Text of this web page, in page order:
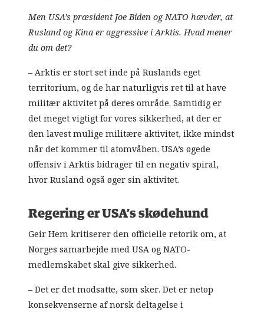
Men USA’s præsident Joe Biden og NATO hævder, at
Rusland og Kina er aggressive i Arktis. Hvad mener
du om det?
– Arktis er stort set inde på Ruslands eget
territorium, og de har naturligvis ret til at have
militær aktivitet på deres område. Samtidig er
det meget vigtigt for vores sikkerhed, at der er
den lavest mulige militære aktivitet, ikke mindst
når det kommer til atomvåben. USA’s øgede
offensiv i Arktis bidrager til en negativ spiral,
hvor Rusland også øger sin aktivitet.
Regering er USA’s skødehund
Geir Hem kritiserer den officielle retorik om, at
Norges samarbejde med USA og NATO-
medlemskabet skal give sikkerhed.
– Det er det modsatte, som sker. Det er netop
konsekvenserne af norsk deltagelse i